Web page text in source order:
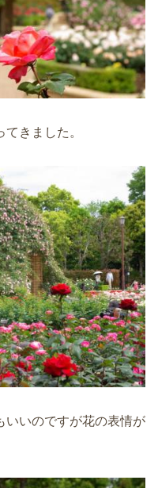
きました。
いいのですが花の表情が